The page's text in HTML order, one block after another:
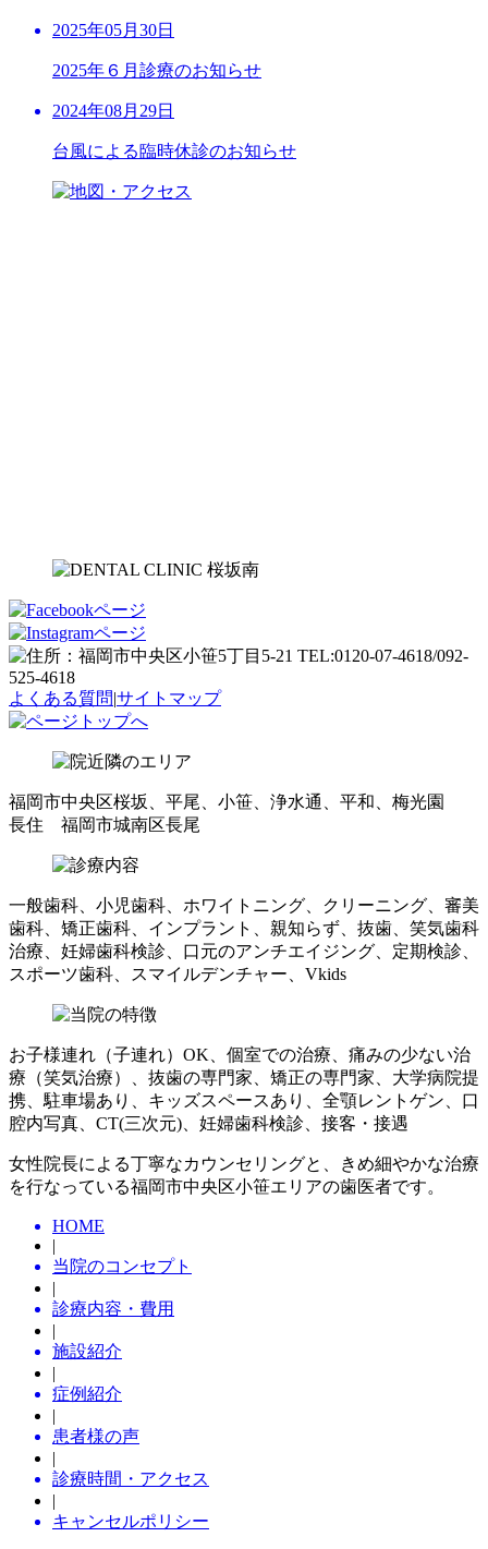
2025年05月30日
2025年６月診療のお知らせ
2024年08月29日
台風による臨時休診のお知らせ
よくある質問|サイトマップ
福岡市中央区桜坂、平尾、小笹、浄水通、平和、梅光園
長住 福岡市城南区長尾
一般歯科、小児歯科、ホワイトニング、クリーニング、審美
歯科、矯正歯科、インプラント、親知らず、抜歯、笑気歯科
治療、妊婦歯科検診、口元のアンチエイジング、定期検診、
スポーツ歯科、スマイルデンチャー、Vkids
お子様連れ（子連れ）OK、個室での治療、痛みの少ない治
療（笑気治療）、抜歯の専門家、矯正の専門家、大学病院提
携、駐車場あり、キッズスペースあり、全顎レントゲン、口
腔内写真、CT(三次元)、妊婦歯科検診、接客・接遇
女性院長による丁寧なカウンセリングと、きめ細やかな治療
を行なっている福岡市中央区小笹エリアの歯医者です。
HOME
|
当院のコンセプト
|
診療内容・費用
|
施設紹介
|
症例紹介
|
患者様の声
|
診療時間・アクセス
|
キャンセルポリシー